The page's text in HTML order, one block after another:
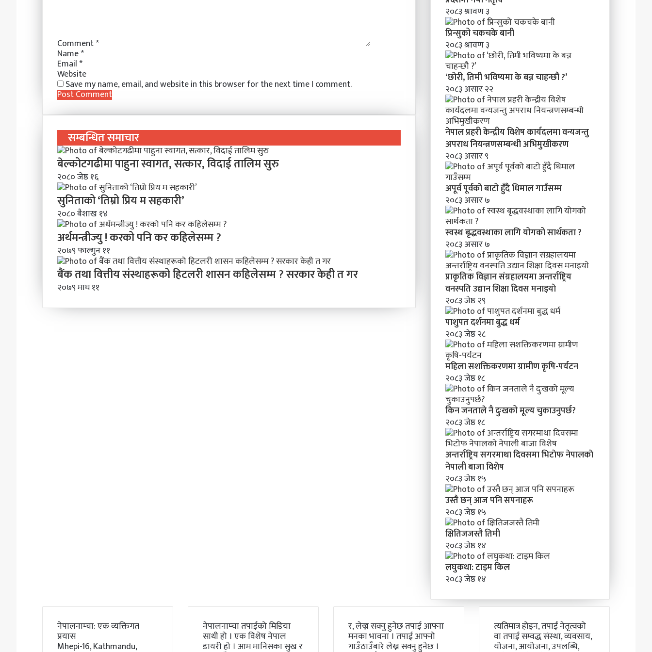
Comment*
Name*
Email*
Website
Save my name, email, and website in this browser for the next time I comment.
सम्बन्धित समाचार
बेल्कोटगढीमा पाहुना स्वागत, सत्कार, विदाई तालिम सुरु
२०८० जेष्ठ १६
सुनिताको ‘तिम्रो प्रिय म सहकारी’
२०८० बैशाख १४
अर्थमन्त्रीज्यु ! करको पनि कर कहिलेसम्म ?
२०७९ फाल्गुन ११
बैंक तथा वित्तीय संस्थाहरूको हिटलरी शासन कहिलेसम्म ? सरकार केही त गर
२०७९ माघ ११
मा
व
न्य
ज
न्तु
अ
प
रा
ध
नि
य
न्त्र
ण
स
म्ब
न्धी
अ
भि
मु
खी
क
र
ण
२०८३ श्रावण ३
प्रिन्सुको चकचके बानी
२०८३ श्रावण ३
‘छोरी, तिमी भविष्यमा के बन्न चाहन्छौ ?’
२०८३ असार २२
नेपाल प्रहरी केन्द्रीय विशेष कार्यदलमा वन्यजन्तु
अपराध नियन्त्रणसम्बन्धी अभिमुखीकरण
२०८३ असार ९
अपूर्व पूर्वको बाटो हुँदै धिमाल गाउँसम्म
२०८३ असार ७
स्वस्थ बृद्धवस्थाका लागि योगको सार्थकता ?
२०८३ असार ७
प्राकृतिक विज्ञान संग्रहालयमा अन्तर्राष्ट्रिय
वनस्पति उद्यान शिक्षा दिवस मनाइयाे
२०८३ जेष्ठ २९
पाशुपत दर्शनमा बुद्ध धर्म​
२०८३ जेष्ठ २८
महिला सशक्तिकरणमा ग्रामीण कृषि-पर्यटन
२०८३ जेष्ठ १८
किन जनताले नै दुःखको मूल्य चुकाउनुपर्छ?
२०८३ जेष्ठ १८
अन्तर्राष्ट्रिय सगरमाथा दिवसमा भिटाेफ नेपालकाे
नेपाली बाजा विशेष
२०८३ जेष्ठ १५
उस्तै छन् आज पनि सपनाहरू
२०८३ जेष्ठ १५
क्षितिजजस्तै तिमी
२०८३ जेष्ठ १४
लघुकथा: टाइम किल
२०८३ जेष्ठ १४
नेपालनाम्चा: एक व्यक्तिगत
प्रयास
Mhepi-16, Kathmandu,
नेपालनाम्चा तपाईंको मिडिया
साथी हो । एक विशेष नेपाल
डायरी हो । आम मानिसका सुख र
र, लेख्न सक्नु हुनेछ तपाई आफ्ना
मनका भावना । तपाई आफ्नो
गाउँठाउँबारे लेख्न सक्नु हुनेछ ।
त्यतिमात्र होइन, तपाईं नेतृत्वको
वा तपाईं सम्वद्ध संस्था, व्यवसाय,
योजना, आयोजना, उपलब्धि,